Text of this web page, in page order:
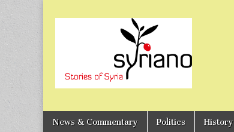
History
Politics
News & Commentary